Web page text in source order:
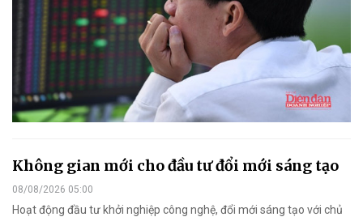
Không gian mới cho đầu tư đổi mới sáng tạo
08/08/2026 05:00
Hoạt động đầu tư khởi nghiệp công nghệ, đổi mới sáng tạo với chủ